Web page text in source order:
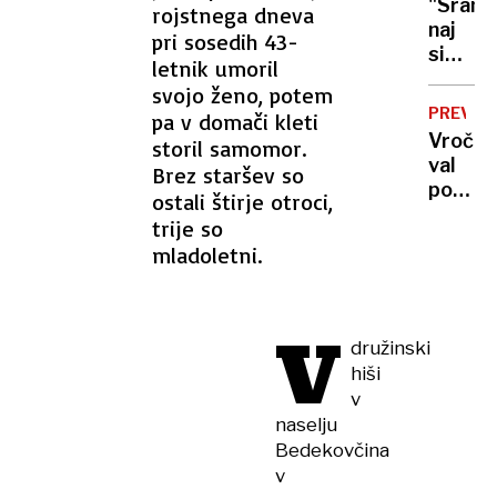
rojstnega dneva
pri sosedih 43-
letnik umoril
svojo ženo, potem
pa v domači kleti
storil samomor.
Brez staršev so
ostali štirje otroci,
trije so
mladoletni.
V družinski
hiši
v
naselju
Bedekovčina
v
voznik
naj
si
s
krvjo":
Putin
vrata
vojske
val
polni